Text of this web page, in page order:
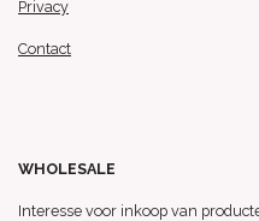
Privacy
Contact
WHOLESALE
Interesse voor inkoop van